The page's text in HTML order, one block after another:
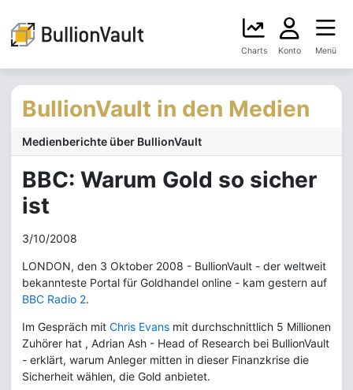
Charts Konto Menü
BullionVault in den Medien
Medienberichte über BullionVault
BBC: Warum Gold so sicher
ist
3/10/2008
LONDON, den 3 Oktober 2008 - BullionVault - der weltweit
bekannteste Portal für Goldhandel online - kam gestern auf
BBC Radio 2.
Im Gespräch mit Chris Evans mit durchschnittlich 5 Millionen
Zuhörer hat , Adrian Ash - Head of Research bei BullionVault
- erklärt, warum Anleger mitten in dieser Finanzkrise die
Sicherheit wählen, die Gold anbietet.